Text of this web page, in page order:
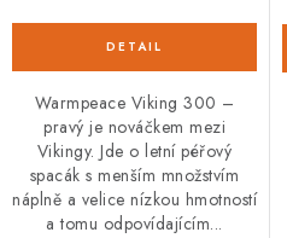
Warmpeace Viking 300 –
pravý je nováčkem mezi
Vikingy. Jde o letní péřový
spacák s menším množstvím
náplně a velice nízkou hmotností
a tomu odpovídajícím...